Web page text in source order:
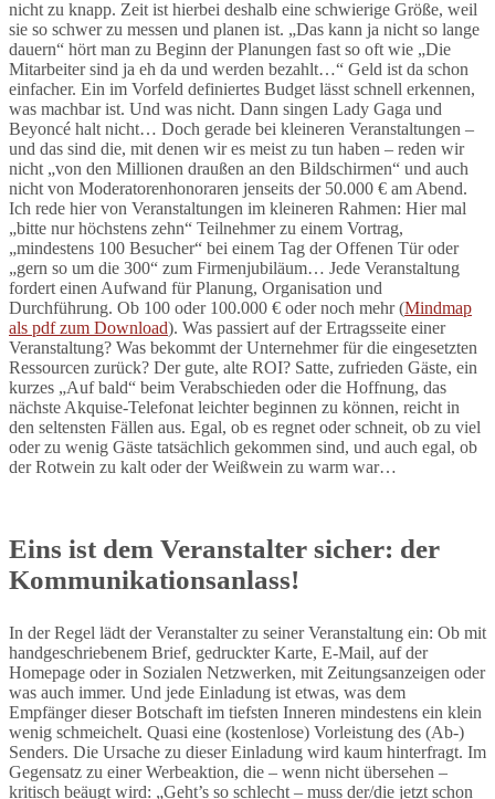
nicht zu knapp. Zeit ist hierbei deshalb eine schwierige Größe, weil
sie so schwer zu messen und planen ist. „Das kann ja nicht so lange
dauern“ hört man zu Beginn der Planungen fast so oft wie „Die
Mitarbeiter sind ja eh da und werden bezahlt…“ Geld ist da schon
einfacher. Ein im Vorfeld definiertes Budget lässt schnell erkennen,
was machbar ist. Und was nicht. Dann singen Lady Gaga und
Beyoncé halt nicht… Doch gerade bei kleineren Veranstaltungen –
und das sind die, mit denen wir es meist zu tun haben – reden wir
nicht „von den Millionen draußen an den Bildschirmen“ und auch
nicht von Moderatorenhonoraren jenseits der 50.000 € am Abend.
Ich rede hier von Veranstaltungen im kleineren Rahmen: Hier mal
„bitte nur höchstens zehn“ Teilnehmer zu einem Vortrag,
„mindestens 100 Besucher“ bei einem Tag der Offenen Tür oder
„gern so um die 300“ zum Firmenjubiläum… Jede Veranstaltung
fordert einen Aufwand für Planung, Organisation und
Durchführung. Ob 100 oder 100.000 € oder noch mehr (Mindmap
als pdf zum Download). Was passiert auf der Ertragsseite einer
Veranstaltung? Was bekommt der Unternehmer für die eingesetzten
Ressourcen zurück? Der gute, alte ROI? Satte, zufrieden Gäste, ein
kurzes „Auf bald“ beim Verabschieden oder die Hoffnung, das
nächste Akquise-Telefonat leichter beginnen zu können, reicht in
den seltensten Fällen aus. Egal, ob es regnet oder schneit, ob zu viel
oder zu wenig Gäste tatsächlich gekommen sind, und auch egal, ob
der Rotwein zu kalt oder der Weißwein zu warm war…
Eins ist dem Veranstalter sicher: der
Kommunikationsanlass!
In der Regel lädt der Veranstalter zu seiner Veranstaltung ein: Ob mit
handgeschriebenem Brief, gedruckter Karte, E-Mail, auf der
Homepage oder in Sozialen Netzwerken, mit Zeitungsanzeigen oder
was auch immer. Und jede Einladung ist etwas, was dem
Empfänger dieser Botschaft im tiefsten Inneren mindestens ein klein
wenig schmeichelt. Quasi eine (kostenlose) Vorleistung des (Ab-)
Senders. Die Ursache zu dieser Einladung wird kaum hinterfragt. Im
Gegensatz zu einer Werbeaktion, die – wenn nicht übersehen –
kritisch beäugt wird: „Geht’s so schlecht – muss der/die jetzt schon